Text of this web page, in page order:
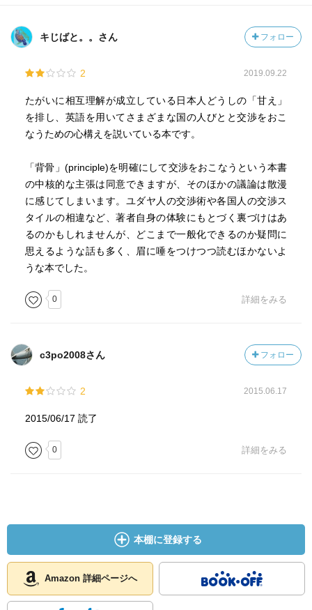
キじばと。。さん フォロー
2 2019.09.22
たがいに相互理解が成立している日本人どうしの「甘え」
を排し、英語を用いてさまざまな国の人びとと交渉をおこ
なうための心構えを説いている本です。
「背骨」(principle)を明確にして交渉をおこなうという本書
の中核的な主張は同意できますが、そのほかの議論は散漫
に感じてしまいます。ユダヤ人の交渉術や各国人の交渉ス
タイルの相違など、著者自身の体験にもとづく裏づけはあ
るのかもしれませんが、どこまで一般化できるのか疑問に
思えるような話も多く、眉に唾をつけつつ読むほかないよ
うな本でした。
0 詳細をみる
c3po2008さん フォロー
2 2015.06.17
2015/06/17 読了
0 詳細をみる
本棚に登録する
Amazon 詳細ページへ